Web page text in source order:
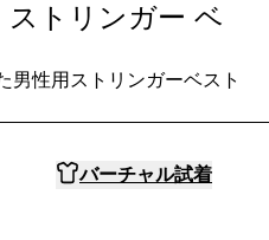
ストリンガー ベ
男性用ストリンガーベスト
バーチャル試着